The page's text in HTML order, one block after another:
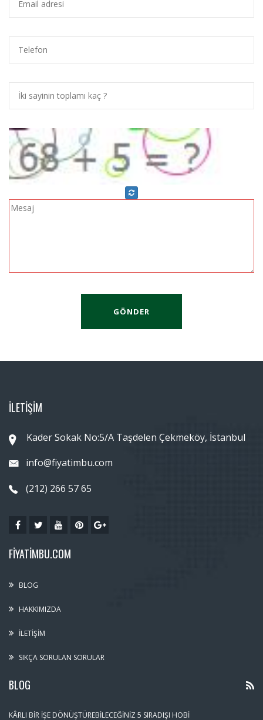
GÖNDER
İLETİŞİM
Kader Sokak No:5/A Taşdelen Çekmeköy, İstanbul
info@fiyatimbu.com
(212) 266 57 65
FIYATIMBU.COM
BLOG
HAKKIMIZDA
İLETIŞIM
SIKÇA SORULAN SORULAR
BLOG
KÂRLI BIR İŞE DÖNÜŞTÜREBILECEĞINIZ 5 SIRADIŞI HOBI